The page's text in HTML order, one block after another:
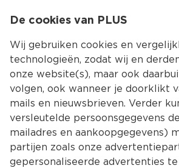
De cookies van PLUS
Wij gebruiken cookies en
technologieën, zodat wij en
onze website(s), maar ook
volgen, ook wanneer je doorklikt
mails en nieuwsbrieven. Verder
versleutelde persoonsgegevens
mailadres en aankoopgegevens)
partijen zoals onze
gepersonaliseerde advertenties